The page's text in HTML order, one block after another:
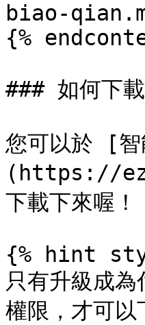
biao-
{%
### 如何下
您可以於 [智
(https://
下載下來喔！
{% hint
只有升級成
權限，才可以